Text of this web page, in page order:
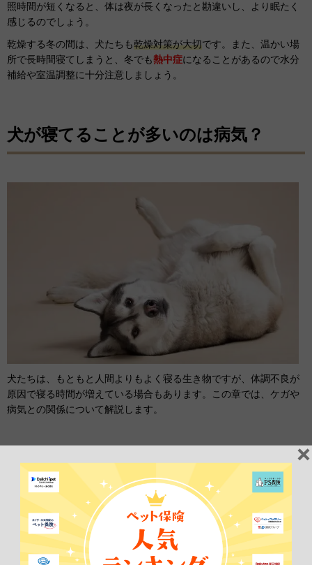
照時間が短くなると、体は夜が長くなったと勘違いし、より眠たく
感じるのでしょう。
乾燥する冬の間は、犬たちも乾燥対策が大切です。また、温かい場
所で長時間寝てしまうと、冬でも熱中症になることがあるので水分
補給や室温調整に十分注意しましょう。
犬が寝てることが多いのは病気？
犬たちは、もともと人間よりもよく寝る生き物ですが、体調不良が
原因で寝る時間が増えている場合もあります。この章では、ケガや
病気との関係について解説します。
ケガや病気の可能性もあり
ケガや病気が原因で体調を崩すことで、眠りがさらに浅くなってし
まい、寝る時間が
より長くなることがあります。
また、ケガが痛んだり、病気で体がだるく感じたりすると、活動量
が減り、ベッドで横になる時間が増えるかもしれません。